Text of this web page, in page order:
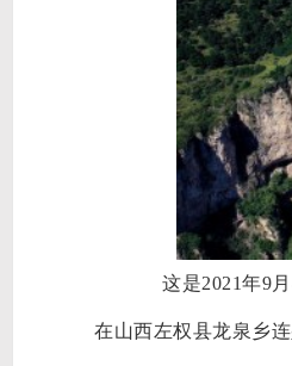
这是2021年9
在山西左权县龙泉乡